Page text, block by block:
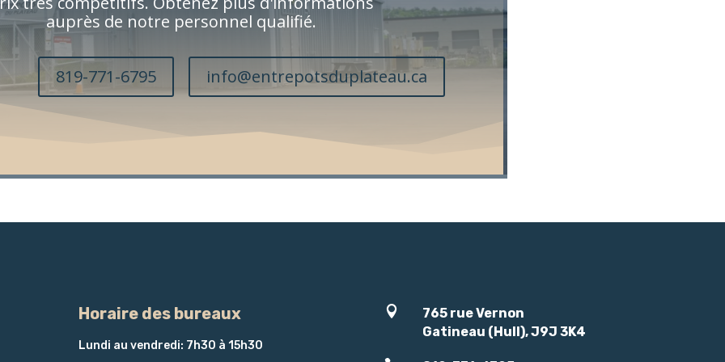
auprès de notre personnel qualifié.
819-771-6795 info@entrepotsduplateau.ca
Horaire des bureaux
Lundi au vendredi: 7h30 à 15h30

765 rue Vernon
Gatineau (Hull), J9J 3K4